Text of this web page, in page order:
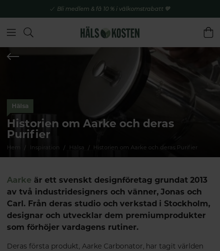
Bli medlem & få 10 % i välkomstrabatt 💚
Hälsa
Historien om Aarke och deras
Purifier
Hem Inspiration Hälsa Historien om Aarke och deras Purifier
Aarke är ett svenskt designföretag grundat 2013
av två industridesigners och vänner, Jonas och
Carl. Från deras studio och verkstad i Stockholm,
designar och utvecklar dem premiumprodukter
som förhöjer vardagens rutiner.
Deras första produkt, Aarke Carbonator, har tagit världen